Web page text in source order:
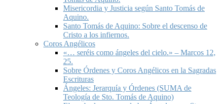
Misericordia y Justicia según Santo Tomás de
Aquino.
Santo Tomás de Aquino: Sobre el descenso de
Cristo a los infiernos.
Coros Angélicos
«… seréis como ángeles del cielo.» – Marcos 12,
25.
Sobre Órdenes y Coros Angélicos en la Sagradas
Escrituras
Ángeles: Jerarquía y Órdenes (SUMA de
Teología de Sto. Tomás de Aquino)